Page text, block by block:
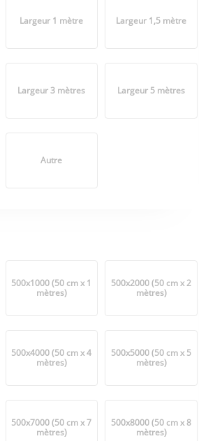
Largeur 1 mètre Largeur 1,5 mètre
Largeur 3 mètres Largeur 5 mètres
Autre
500x1000 (50 cm x 1
mètres)
500x2000 (50 cm x 2
mètres)
500x4000 (50 cm x 4
mètres)
500x5000 (50 cm x 5
mètres)
500x7000 (50 cm x 7
mètres)
500x8000 (50 cm x 8
mètres)